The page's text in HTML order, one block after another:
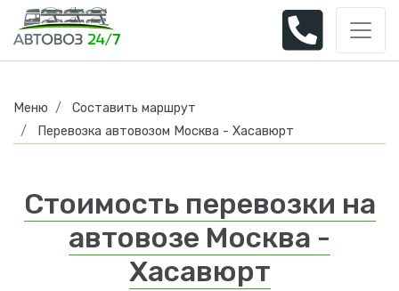
Меню
Составить маршрут
Перевозка автовозом Москва - Хасавюрт
Стоимость перевозки на
автовозе Москва -
Хасавюрт